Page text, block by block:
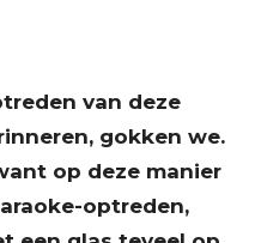
van deze
gokken we.
op deze manier
optreden,